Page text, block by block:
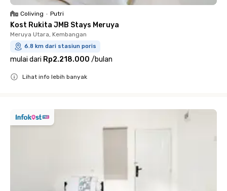
Coliving • Putri
Kost Rukita JMB Stays Meruya
Meruya Utara, Kembangan
6.8 km dari stasiun poris
mulai dari Rp2.218.000 /bulan
Lihat info lebih banyak